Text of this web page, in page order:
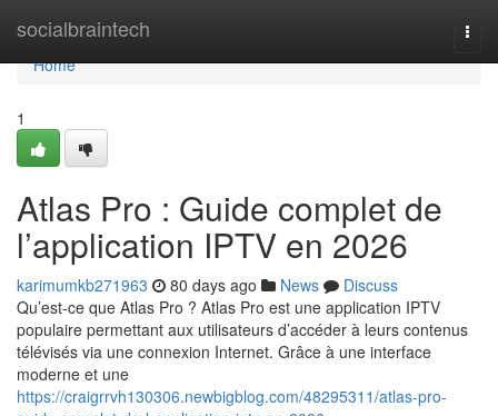
socialbraintech
Home
Home
1
Atlas Pro : Guide complet de
l’application IPTV en 2026
karimumkb271963 80 days ago News
Discuss
Qu’est-ce que Atlas Pro ? Atlas Pro est une application IPTV
populaire permettant aux utilisateurs d’accéder à leurs contenus
télévisés via une connexion Internet. Grâce à une interface
moderne et une
https://craigrrvh130306.newbigblog.com/48295311/atlas-pro-